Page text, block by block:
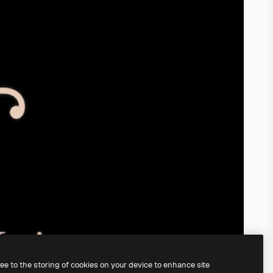
to the storing of cookies on your device to enhance site